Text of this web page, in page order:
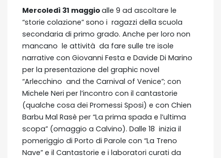
Mercoledì 31 maggioalle 9 ad ascoltare le
“storie colazione” sono i ragazzi della scuola
secondaria di primo grado. Anche per loro non
mancano le attività da fare sulle tre isole
narrative con Giovanni Festa e Davide Di Marino
per la presentazione del graphic novel
“Arlecchino and the Carnival of Venice”; con
Michele Neri per l’incontro con il cantastorie
(qualche cosa dei Promessi Sposi) e con Chien
Barbu Mal Rasè per “La prima spada e l’ultima
scopa” (omaggio a Calvino). Dalle 18 inizia il
pomeriggio di Porto di Parole con “La Treno
Nave” e il Cantastorie e i laboratori curati da